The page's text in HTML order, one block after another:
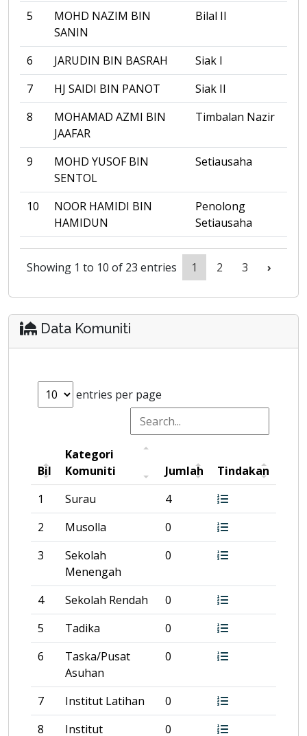
5
MOHD NAZIM BIN
SANIN
Bilal II
6 JARUDIN BIN BASRAH
Siak I
7
HJ SAIDI BIN PANOT
Siak II
8
MOHAMAD AZMI BIN
JAAFAR
Timbalan Nazir
9
MOHD YUSOF BIN
SENTOL
Setiausaha
10
NOOR HAMIDI BIN
HAMIDUN
Penolong
Setiausaha
Showing 1 to 10 of 23 entries 1 2 3 ›
Data Komuniti
entries per page
Bil
Kategori
Komuniti
Jumlah
Tindakan
1
Surau
4
2
Musolla
0
3
Sekolah
Menengah
0
4 Sekolah Rendah
0
5
Tadika
0
6
Taska/Pusat
Asuhan
0
7 Institut Latihan
0
8
Institut 0